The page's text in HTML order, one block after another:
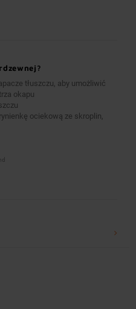
tłuszczu, aby umożliwić
okapu
ociekową ze skroplin,